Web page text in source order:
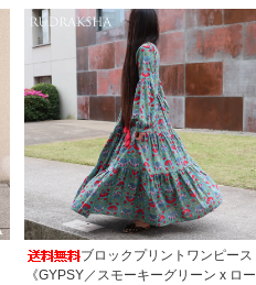
ブロックプリントワンピース
《GYPSY／スモーキーグリーン x ロー